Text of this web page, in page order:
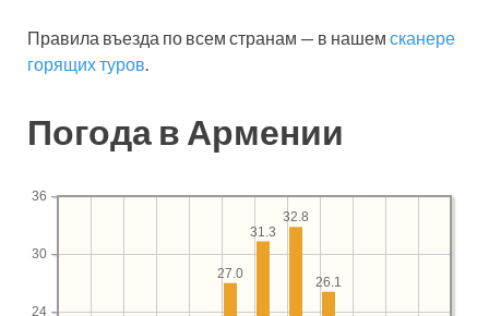
Правила въезда по всем странам — в нашем сканере
горящих туров.
Погода в Армении